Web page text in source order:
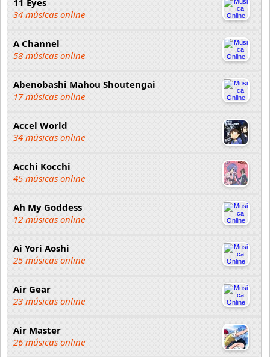
11 Eyes
34 músicas online
A Channel
58 músicas online
Abenobashi Mahou Shoutengai
17 músicas online
Accel World
34 músicas online
Acchi Kocchi
45 músicas online
Ah My Goddess
12 músicas online
Ai Yori Aoshi
25 músicas online
Air Gear
23 músicas online
Air Master
26 músicas online